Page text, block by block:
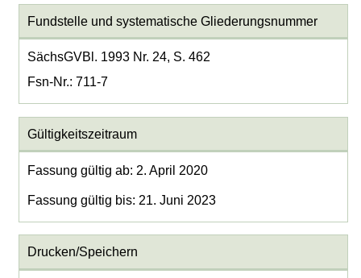
Fundstelle und systematische Gliederungsnummer
SächsGVBl. 1993 Nr. 24, S. 462
Fsn-Nr.: 711-7
Gültigkeitszeitraum
Fassung gültig ab: 2. April 2020
Fassung gültig bis: 21. Juni 2023
Drucken/Speichern